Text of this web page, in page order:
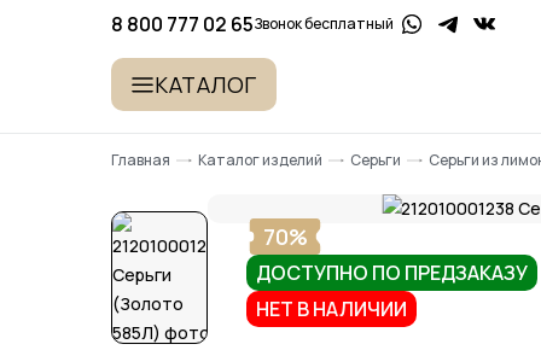
8 800 777 02 65Звонок бесплатный
КАТАЛОГ
Главная Каталог изделий Серьги Серьги из
70%
ДОСТУПНО ПО ПРЕДЗАКАЗУ
НЕТ В НАЛИЧИИ